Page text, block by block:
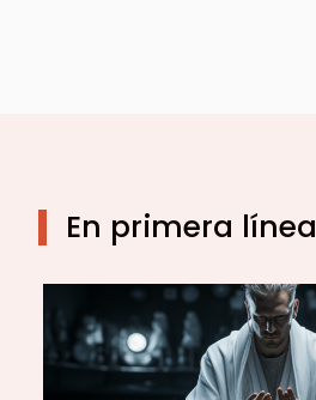
En primera línea